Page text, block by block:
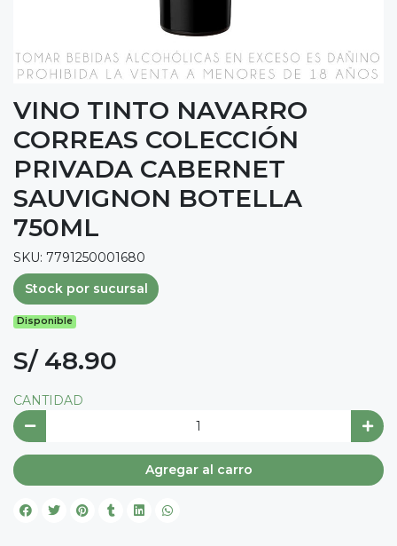
VINO TINTO NAVARRO
CORREAS COLECCIÓN
PRIVADA CABERNET
SAUVIGNON BOTELLA
750ML
SKU: 7791250001680
Stock por sucursal
Disponible
S/ 48.90
CANTIDAD
Agregar al carro